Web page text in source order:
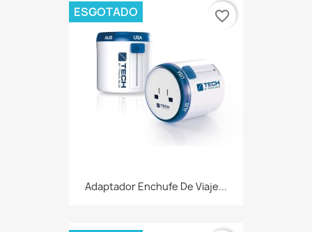
Adaptador Enchufe De Viaje...
ESGOTADO favorite_border